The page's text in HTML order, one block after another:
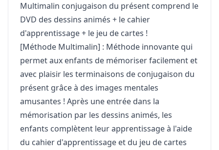
Multimalin conjugaison du présent comprend le
DVD des dessins animés + le cahier
d'apprentissage + le jeu de cartes !
[Méthode Multimalin] : Méthode innovante qui
permet aux enfants de mémoriser facilement et
avec plaisir les terminaisons de conjugaison du
présent grâce à des images mentales
amusantes ! Après une entrée dans la
mémorisation par les dessins animés, les
enfants complètent leur apprentissage à l'aide
du cahier d'apprentissage et du jeu de cartes